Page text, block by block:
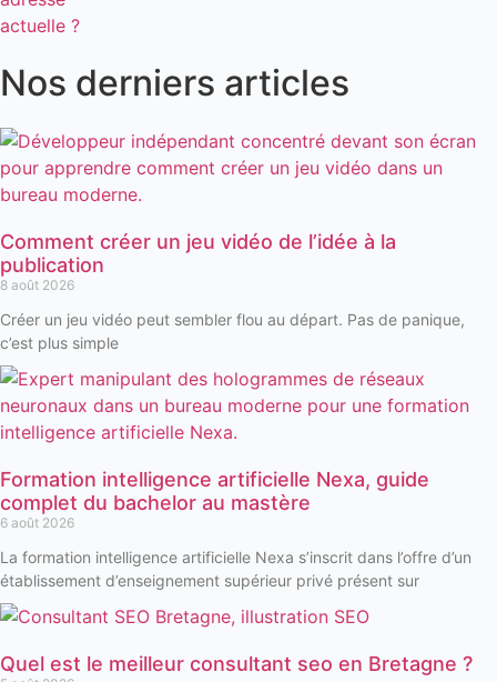
Nos derniers articles
Comment créer un jeu vidéo de l’idée à la
publication
8 août 2026
Créer un jeu vidéo peut sembler flou au départ. Pas de panique,
c’est plus simple
Formation intelligence artificielle Nexa, guide
complet du bachelor au mastère
6 août 2026
La formation intelligence artificielle Nexa s’inscrit dans l’offre d’un
établissement d’enseignement supérieur privé présent sur
Quel est le meilleur consultant seo en Bretagne ?